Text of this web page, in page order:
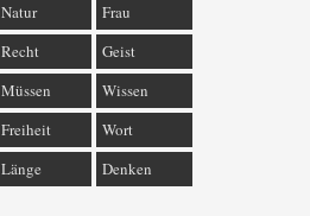
Natur
Frau
Recht
Geist
Müssen
Wissen
Freiheit
Wort
Länge Denken